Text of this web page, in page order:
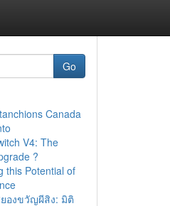
Go
Canada
V4: The
?
this Potential of
องขวัญผีสิง: มิติ